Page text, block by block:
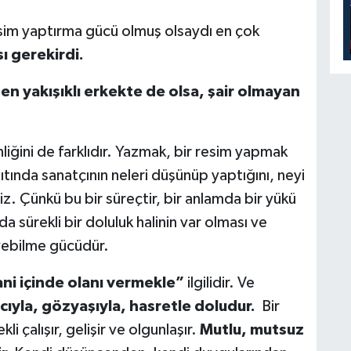
yaptırma gücü olmuş olsaydı en çok
gerekirdi.
yakışıklı erkekte de olsa, şair olmayan
de farklıdır. Yazmak, bir resim yapmak
sanatçının neleri düşünüp yaptığını, neyi
Çünkü bu bir süreçtir, bir anlamda bir yükü
sürekli bir doluluk halinin var olması ve
gücüdür.
içinde olanı vermekle” ilgilidir. Ve
gözyaşıyla, hasretle doludur.
Bir
çalışır, gelişir ve olgunlaşır. Mutlu, mutsuz